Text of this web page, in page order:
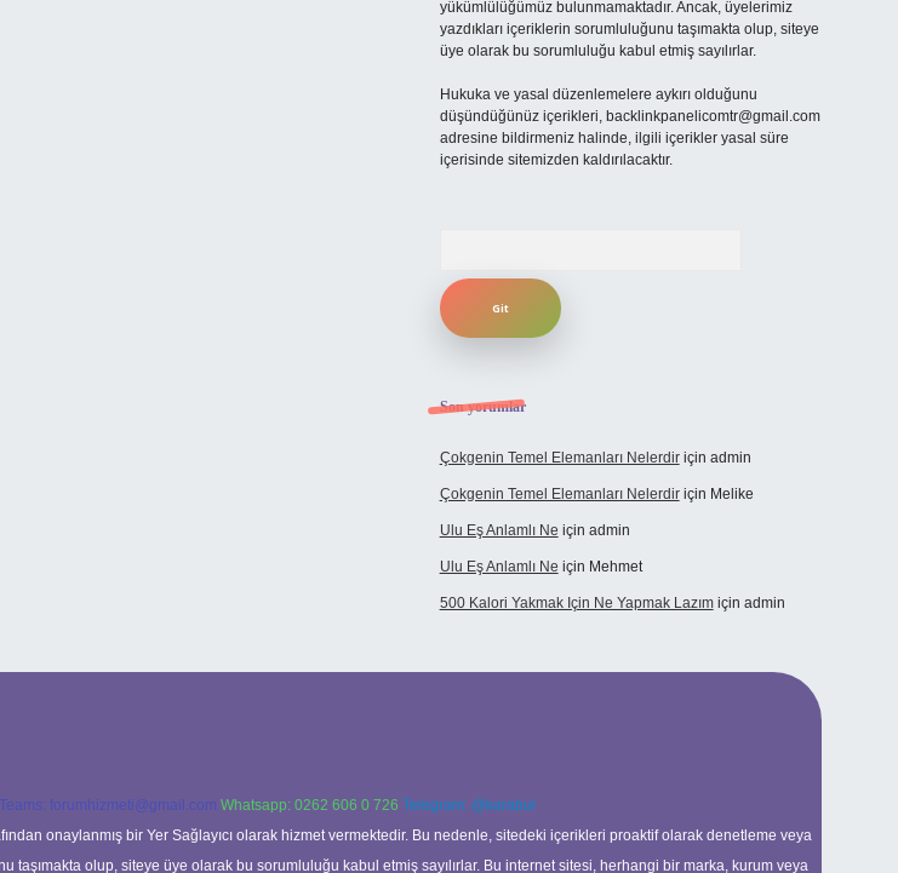
yükümlülüğümüz bulunmamaktadır. Ancak, üyelerimiz
yazdıkları içeriklerin sorumluluğunu taşımakta olup, siteye
üye olarak bu sorumluluğu kabul etmiş sayılırlar.
Hukuka ve yasal düzenlemelere aykırı olduğunu
düşündüğünüz içerikleri, backlinkpanelicomtr@gmail.com
adresine bildirmeniz halinde, ilgili içerikler yasal süre
içerisinde sitemizden kaldırılacaktır.
Son yorumlar
Çokgenin Temel Elemanları Nelerdiriçin admin
Çokgenin Temel Elemanları Nelerdiriçin Melike
Ulu Eş Anlamlı Ne için admin
Ulu Eş Anlamlı Ne için Mehmet
500 Kalori Yakmak Için Ne Yapmak Lazımiçin admin
Teams: forumhizmeti@gmail.com Whatsapp: 0262 606 0 726 Telegram: @karabul
onaylanmış bir Yer Sağlayıcı olarak hizmet vermektedir. Bu nedenle, sitedeki içerikleri proaktif olarak denetleme veya
taşımakta olup, siteye üye olarak bu sorumluluğu kabul etmiş sayılırlar. Bu internet sitesi, herhangi bir marka, kurum veya